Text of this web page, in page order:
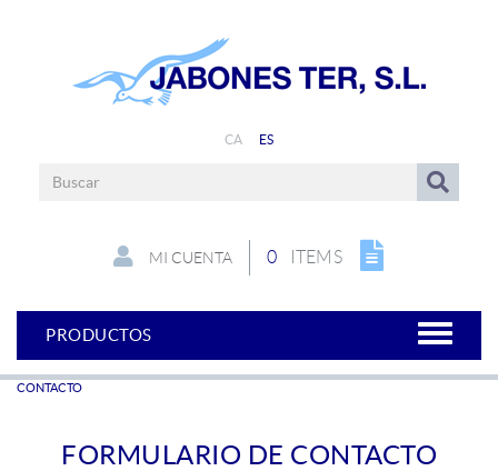
CA ES
0 ITEMS
MI CUENTA
PRODUCTOS
CONTACTO
FORMULARIO DE CONTACTO